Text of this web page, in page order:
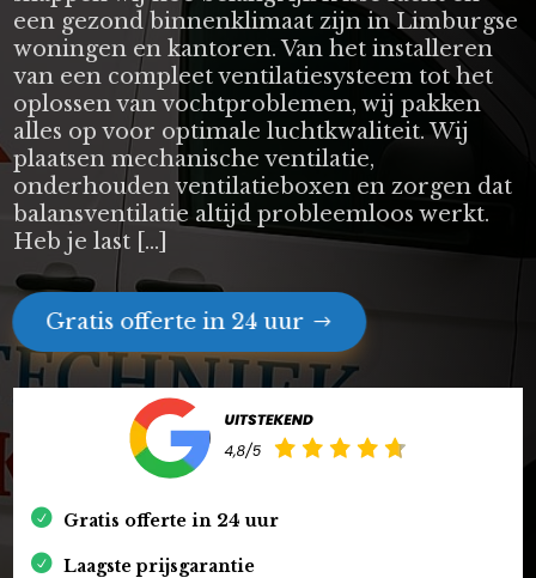
een gezond binnenklimaat zijn in Limburgse
woningen en kantoren. Van het installeren
van een compleet ventilatiesysteem tot het
oplossen van vochtproblemen, wij pakken
alles op voor optimale luchtkwaliteit. Wij
plaatsen mechanische ventilatie,
onderhouden ventilatieboxen en zorgen dat
balansventilatie altijd probleemloos werkt.
Heb je last […]
Gratis offerte in 24 uur
Gratis offerte in 24 uur
Laagste prijsgarantie